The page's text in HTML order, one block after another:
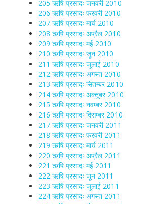
205 ऋषि प्रसादः जनवरी 2010
206 ऋषि प्रसादः फरवरी 2010
207 ऋषि प्रसादः मार्च 2010
208 ऋषि प्रसादः अप्रैल 2010
209 ऋषि प्रसादः मई 2010
210 ऋषि प्रसादः जून 2010
211 ऋषि प्रसादः जुलाई 2010
212 ऋषि प्रसादः अगस्त 2010
213 ऋषि प्रसादः सितम्बर 2010
214 ऋषि प्रसादः अक्तूबर 2010
215 ऋषि प्रसादः नवम्बर 2010
216 ऋषि प्रसादः दिसम्बर 2010
217 ऋषि प्रसादः जनवरी 2011
218 ऋषि प्रसादः फरवरी 2011
219 ऋषि प्रसादः मार्च 2011
220 ऋषि प्रसादः अप्रैल 2011
221 ऋषि प्रसादः मई 2011
222 ऋषि प्रसादः जून 2011
223 ऋषि प्रसादः जुलाई 2011
224 ऋषि प्रसादः अगस्त 2011